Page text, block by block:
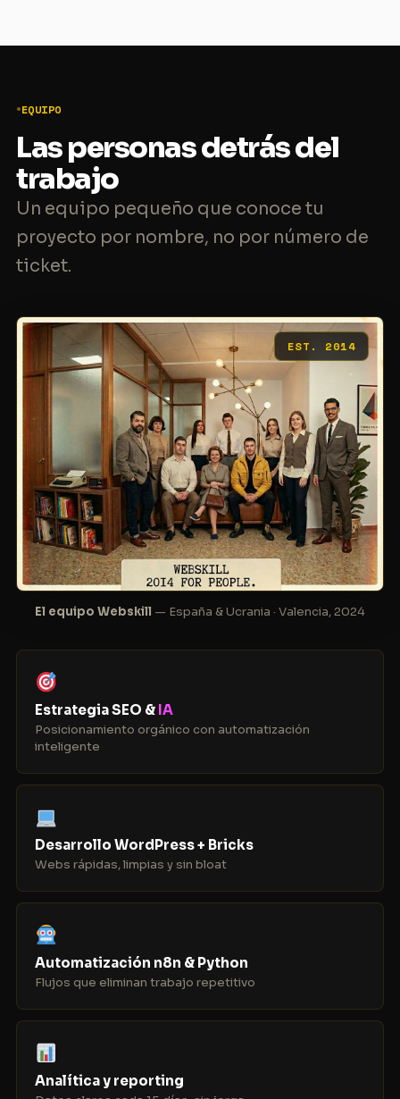
EQUIPO
Las personas detrás del
trabajo
Un equipo pequeño que conoce tu
proyecto por nombre, no por número de
ticket.
EST. 2014
El equipo Webskill — España & Ucrania · Valencia, 2024
Estrategia SEO & IA
Posicionamiento orgánico con automatización
inteligente
Desarrollo WordPress + Bricks
Webs rápidas, limpias y sin bloat
Automatización n8n & Python
Flujos que eliminan trabajo repetitivo
Analítica y reporting